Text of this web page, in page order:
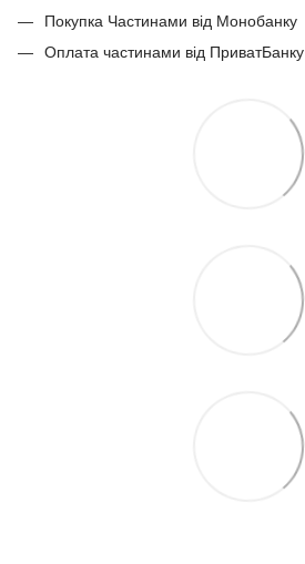
Покупка Частинами від Монобанку
Оплата частинами від ПриватБанку